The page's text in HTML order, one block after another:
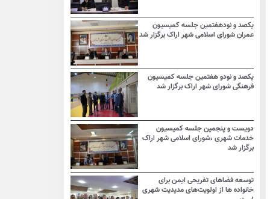
یکصد و نودهفتمین جلسه کمیسیون
عمران شورای اسلامی شهر اراک برگزار شد
یکصد و نودو هفتمین جلسه کمیسیون
فرهنگی شورای شهر اراک برگزار شد
دویست و پنجمین جلسه کمیسیون
خدمات شهری ،شورای اسلامی شهر اراک
برگزار شد
توسعه فضاهای تفریحی ایمن برای
خانواده ها از اولویت‌های مدیدیت شهری